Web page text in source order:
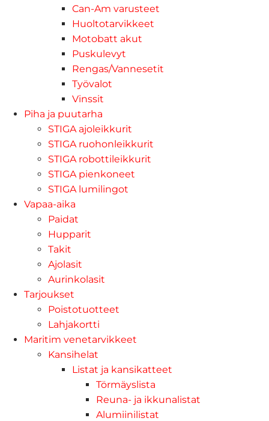
Can-Am varusteet
Huoltotarvikkeet
Motobatt akut
Puskulevyt
Rengas/Vannesetit
Työvalot
Vinssit
Piha ja puutarha
STIGA ajoleikkurit
STIGA ruohonleikkurit
STIGA robottileikkurit
STIGA pienkoneet
STIGA lumilingot
Vapaa-aika
Paidat
Hupparit
Takit
Ajolasit
Aurinkolasit
Tarjoukset
Poistotuotteet
Lahjakortti
Maritim venetarvikkeet
Kansihelat
Listat ja kansikatteet
Törmäyslista
Reuna- ja ikkunalistat
Alumiinilistat